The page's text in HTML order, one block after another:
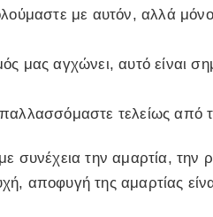
με αυτόν, αλλά
μας αγχώνει, αυτό είναι
τελείως από
συνέχεια την αμαρτία, την
αποφυγή της αμαρτίας